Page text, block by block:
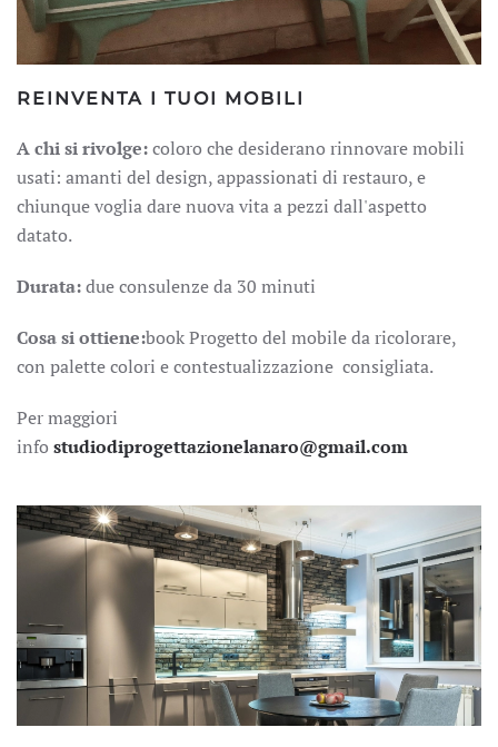
REINVENTA I TUOI MOBILI
A chi si rivolge:coloro che desiderano rinnovare mobili
usati: amanti del design, appassionati di restauro, e
chiunque voglia dare nuova vita a pezzi dall'aspetto
datato.
Durata:due consulenze da 30 minuti
Cosa si ottiene:book Progetto del mobile da ricolorare,
con palette colori e contestualizzazione consigliata.
Per maggiori
info studiodiprogettazionelanaro@gmail.com